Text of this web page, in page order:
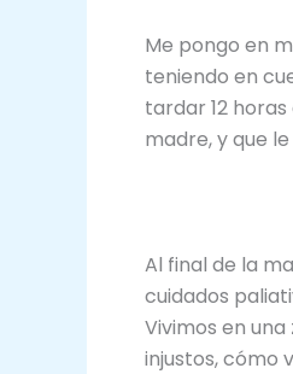
Me pongo en
teniendo en
tardar 12
madre, y que
Al final de la
cuidados
Vivimos en
injustos, cómo